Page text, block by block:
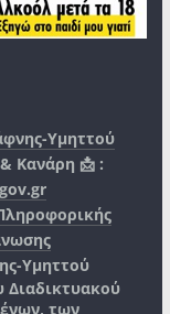
Υμηττού
Κανάρη 📩 :
Υμηττού
Διαδικτυακού
των